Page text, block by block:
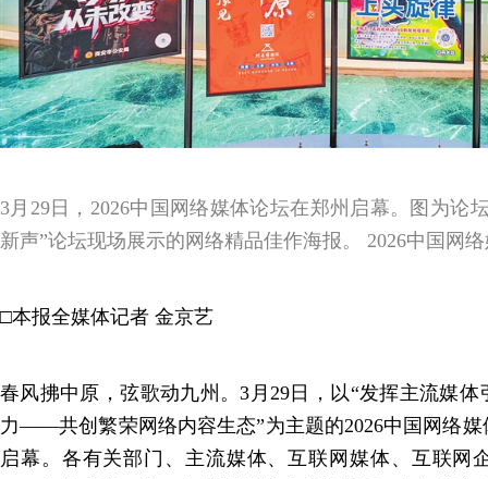
3月29日，2026中国网络媒体论坛在郑州启幕。图为论
新声”论坛现场展示的网络精品佳作海报。 2026中国网
□本报全媒体记者 金京艺
春风拂中原，弦歌动九州。3月29日，以“发挥主流媒
力——共创繁荣网络内容生态”为主题的2026中国网络
启幕。各有关部门、主流媒体、互联网媒体、互联网